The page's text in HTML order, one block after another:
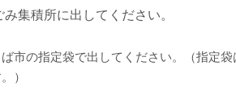
集積所に出してください。
ば市の指定袋で出してください。（指定
）